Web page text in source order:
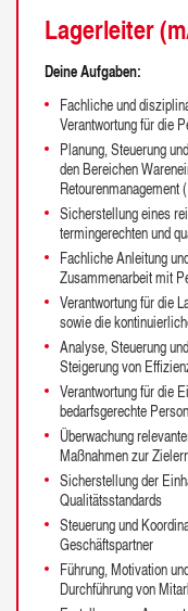
Lagerleiter
Deine Aufgaben:
Fachliche und
Verantwortung für die
Planung, Steuerung
den Bereichen
Retourenmanagement
Sicherstellung eines
termingerechten und
Fachliche Anleitung
Zusammenarbeit mit
Verantwortung für die
sowie die
Analyse, Steuerung
Steigerung von
Verantwortung für die
bedarfsgerechte
Überwachung
Maßnahmen zur
Sicherstellung der
Qualitätsstandards
Steuerung und
Geschäftspartner
Führung, Motivation
Durchführung von